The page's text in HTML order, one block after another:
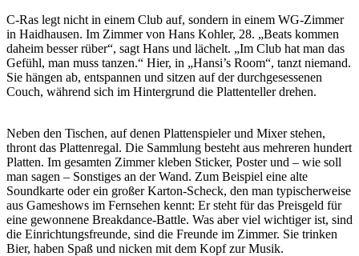
C-Ras legt nicht in einem Club auf, sondern in einem WG-Zimmer
in Haidhausen. Im Zimmer von Hans Kohler, 28. „Beats kommen
daheim besser rüber“, sagt Hans und lächelt. „Im Club hat man das
Gefühl, man muss tanzen.“ Hier, in „Hansi’s Room“, tanzt niemand.
Sie hängen ab, entspannen und sitzen auf der durchgesessenen
Couch, während sich im Hintergrund die Plattenteller drehen.
Neben den Tischen, auf denen Plattenspieler und Mixer stehen,
thront das Plattenregal. Die Sammlung besteht aus mehreren hundert
Platten. Im gesamten Zimmer kleben Sticker, Poster und – wie soll
man sagen – Sonstiges an der Wand. Zum Beispiel eine alte
Soundkarte oder ein großer Karton-Scheck, den man typischerweise
aus Gameshows im Fernsehen kennt: Er steht für das Preisgeld für
eine gewonnene Breakdance-Battle. Was aber viel wichtiger ist, sind
die Einrichtungsfreunde, sind die Freunde im Zimmer. Sie trinken
Bier, haben Spaß und nicken mit dem Kopf zur Musik.